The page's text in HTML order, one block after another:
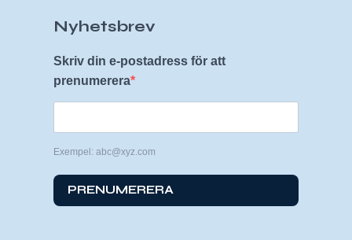
Nyhetsbrev
Skriv din e-postadress för att
prenumerera
Exempel: abc@xyz.com
PRENUMERERA